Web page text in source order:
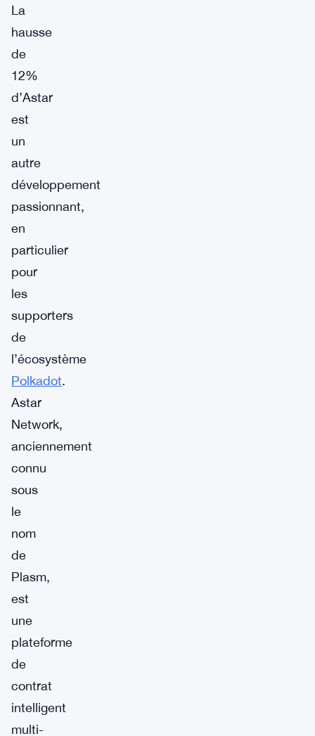
La
hausse
de
12%
d’Astar
est
un
autre
développement
passionnant,
en
particulier
pour
les
supporters
de
l’écosystème
Polkadot.
Astar
Network,
anciennement
connu
sous
le
nom
de
Plasm,
est
une
plateforme
de
contrat
intelligent
multi-